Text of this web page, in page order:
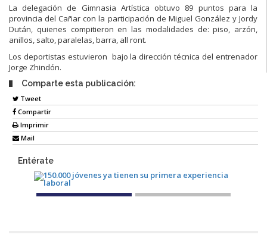
La delegación de Gimnasia Artística obtuvo 89 puntos para la
provincia del Cañar con la participación de Miguel González y Jordy
Dután, quienes compitieron en las modalidades de: piso, arzón,
anillos, salto, paralelas, barra, all ront.
Los deportistas estuvieron bajo la dirección técnica del entrenador
Jorge Zhindón.
Comparte esta publicación:
Tweet
Compartir
Imprimir
Mail
Entérate